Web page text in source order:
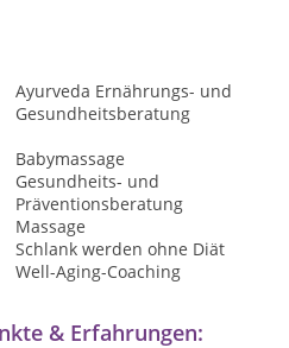
Ayurveda Ernährungs- und
Gesundheitsberatung
Babymassage
Gesundheits- und
Präventionsberatung
Massage
Schlank werden ohne Diät
Well-Aging-Coaching
& Erfahrungen: